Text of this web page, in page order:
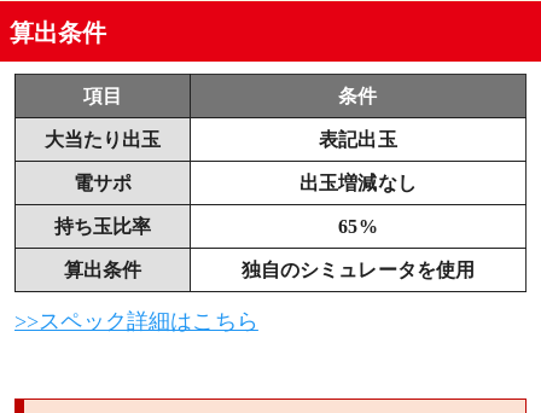
算出条件
項目 条件
大当たり出玉 表記出玉
電サポ 出玉増減なし
持ち玉比率 65%
算出条件 独自のシミュレータを使用
>>スペック詳細はこちら